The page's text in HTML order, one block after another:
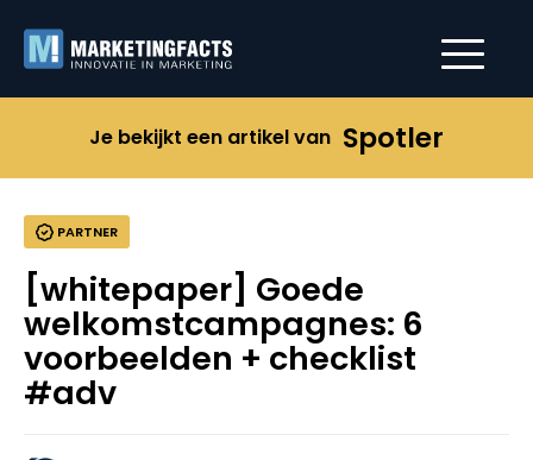
Je bekijkt een artikel van Spotler
PARTNER
[whitepaper] Goede
welkomstcampagnes: 6
voorbeelden + checklist
#adv